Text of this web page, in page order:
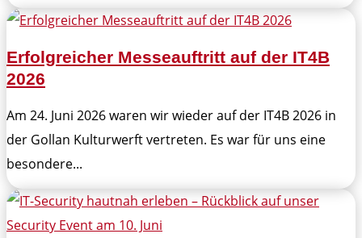
Erfolgreicher Messeauftritt auf der IT4B
2026
Am 24. Juni 2026 waren wir wieder auf der IT4B 2026 in
der Gollan Kulturwerft vertreten. Es war für uns eine
besondere...